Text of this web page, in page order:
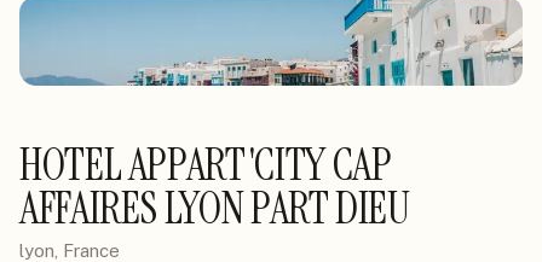
HOTEL APPART'CITY CAP
AFFAIRES LYON PART DIEU
lyon, France